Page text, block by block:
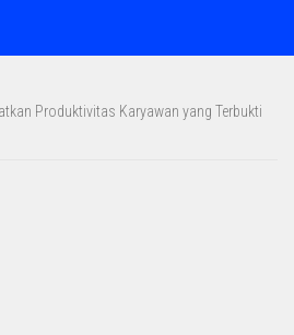
Produktivitas Karyawan yang Terbukti